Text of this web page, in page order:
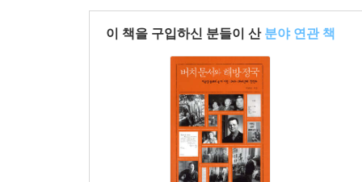
이 책을 구입하신 분들이 산 분야 연관 책